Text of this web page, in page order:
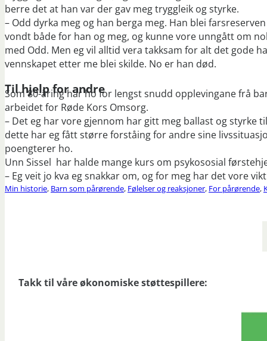
berre det at han var der gav meg tryggleik og styrke.
– Odd dyrka meg og han berga meg. Han blei
vondt både for han og meg, og kunne vore unngått om
med Odd. Men eg vil alltid vera takksam for alt det gode
vennskapet etter me blei skilde. No er han død.
Til hjelp for andre
Som 80-åring har ho for lengst snudd opplevingane frå
arbeidet for Røde Kors Omsorg.
– Det eg har vore gjennom har gitt meg ballast og styrke
dette har eg fått større forståing for andre sine
poengterer ho.
Unn Sissel har halde mange kurs om psykososial
– Eg veit jo kva eg snakkar om, og for meg har det vore
Min historie, Barn som pårørende, Følelser og reaksjoner, For pårørende,
Takk til våre økonomiske støttespillere: